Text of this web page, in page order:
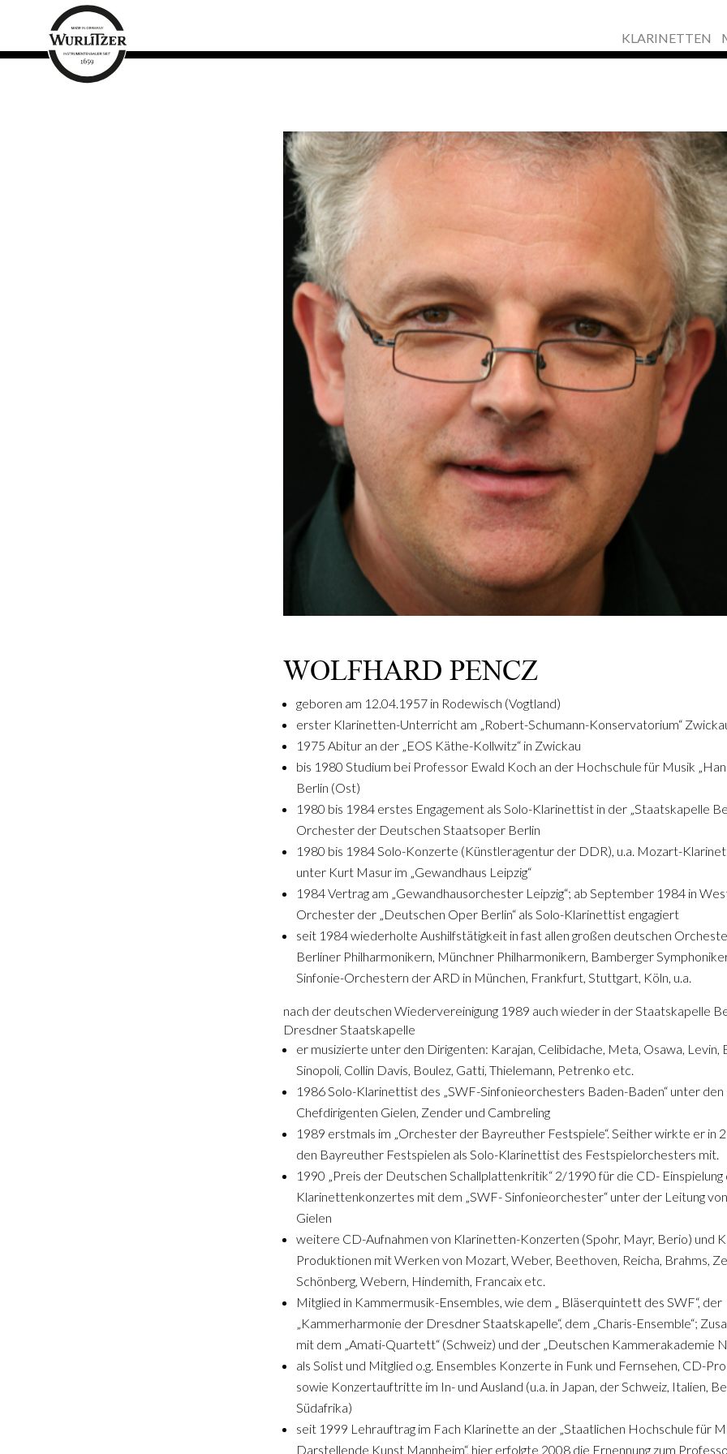
KLARINETTEN
WOLFHARD PENCZ
geboren am 12.04.1957 in Rodewisch (Vogtland)
erster Klarinetten-Unterricht am „Robert-Schumann-Konservatorium“
1975 Abitur an der „EOS Käthe-Kollwitz“ in Zwickau
bis 1980 Studium bei Professor Ewald Koch an der Hochschule für Musik
Berlin (Ost)
1980 bis 1984 erstes Engagement als Solo-Klarinettist in der „Staatskapelle
Orchester der Deutschen Staatsoper Berlin
1980 bis 1984 Solo-Konzerte (Künstleragentur der DDR), u.a. Mozart-
unter Kurt Masur im „Gewandhaus Leipzig“
1984 Vertrag am „Gewandhausorchester Leipzig“; ab September 1984 in
Orchester der „Deutschen Oper Berlin“ als Solo-Klarinettist engagiert
seit 1984 wiederholte Aushilfstätigkeit in fast allen großen deutschen
Berliner Philharmonikern, Münchner Philharmonikern, Bamberger
Sinfonie-Orchestern der ARD in München, Frankfurt, Stuttgart, Köln, u.a.
nach der deutschen Wiedervereinigung 1989 auch wieder in der Staatskapelle
Dresdner Staatskapelle
er musizierte unter den Dirigenten: Karajan, Celibidache, Meta, Osawa, Levin,
Sinopoli, Collin Davis, Boulez, Gatti, Thielemann, Petrenko etc.
1986 Solo-Klarinettist des „SWF-Sinfonieorchesters Baden-Baden“ unter den
Chefdirigenten Gielen, Zender und Cambreling
1989 erstmals im „Orchester der Bayreuther Festspiele“. Seither wirkte er in
den Bayreuther Festspielen als Solo-Klarinettist des Festspielorchesters mit.
1990 „Preis der Deutschen Schallplattenkritik“ 2/1990 für die CD-
Klarinettenkonzertes mit dem „SWF- Sinfonieorchester“ unter der Leitung
Gielen
weitere CD-Aufnahmen von Klarinetten-Konzerten (Spohr, Mayr, Berio) und
Produktionen mit Werken von Mozart, Weber, Beethoven, Reicha, Brahms,
Schönberg, Webern, Hindemith, Francaix etc.
Mitglied in Kammermusik-Ensembles, wie dem „ Bläserquintett des SWF“, der
„Kammerharmonie der Dresdner Staatskapelle“, dem „Charis-Ensemble“;
mit dem „Amati-Quartett“ (Schweiz) und der „Deutschen Kammerakademie
als Solist und Mitglied o.g. Ensembles Konzerte in Funk und Fernsehen, CD-
sowie Konzertauftritte im In- und Ausland (u.a. in Japan, der Schweiz, Italien,
Südafrika)
seit 1999 Lehrauftrag im Fach Klarinette an der „Staatlichen Hochschule für
Darstellende Kunst Mannheim“, hier erfolgte 2008 die Ernennung zum